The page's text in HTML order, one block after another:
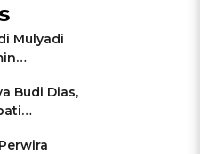
Mulyadi
Budi Dias,